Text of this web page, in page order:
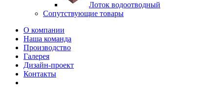
Лоток водоотводный
Сопутствующие товары
О компании
Наша команда
Производство
Галерея
Дизайн-проект
Контакты